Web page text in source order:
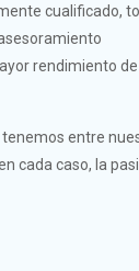
cualificado,
rendimiento
entre
cada caso, la